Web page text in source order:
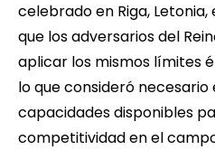
celebrado en Riga,
que los adversarios del
aplicar los mismos límites
lo que consideró
capacidades disponibles
competitividad en el